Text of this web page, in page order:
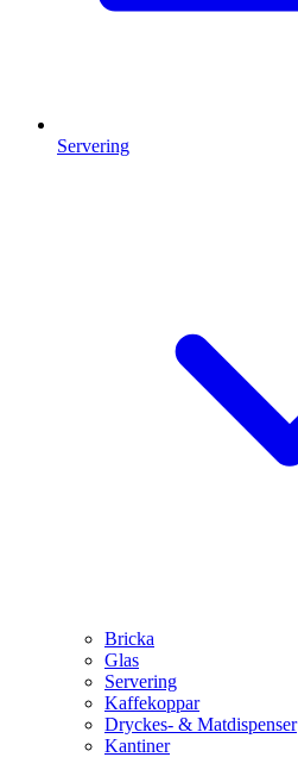
Servering
Bricka
Glas
Servering
Kaffekoppar
Dryckes- & Matdispenser
Kantiner